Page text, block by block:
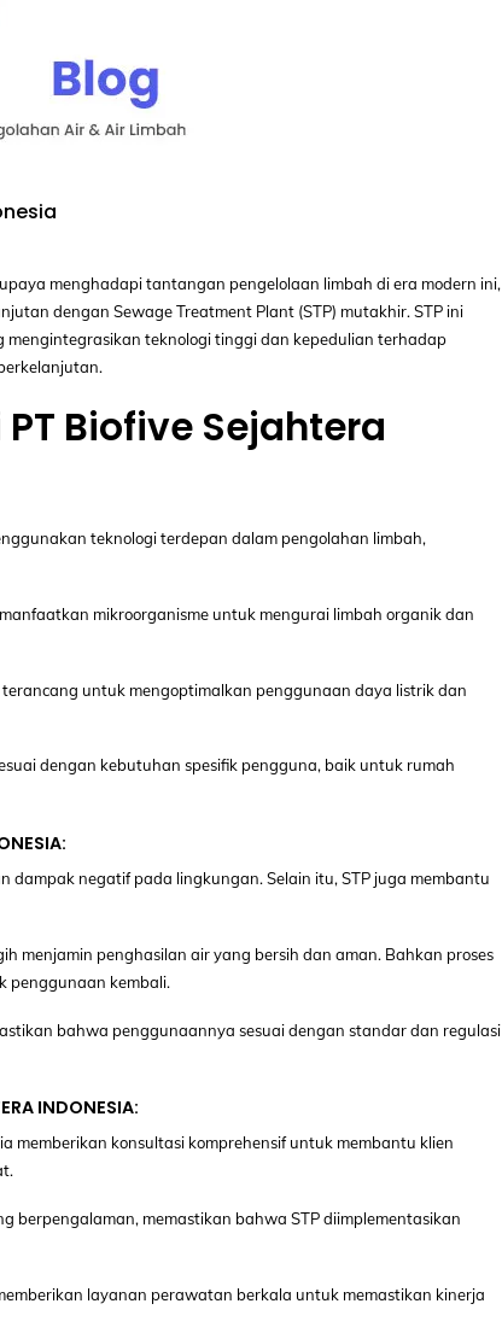
menghadapi tantangan pengelolaan limbah di era modern ini,
dengan Sewage Treatment Plant (STP) mutakhir. STP ini
teknologi tinggi dan kepedulian terhadap
Biofive Sejahtera
teknologi terdepan dalam pengolahan limbah,
mikroorganisme untuk mengurai limbah organik dan
untuk mengoptimalkan penggunaan daya listrik dan
dengan kebutuhan spesifik pengguna, baik untuk rumah
dampak negatif pada lingkungan. Selain itu, STP juga membantu
menjamin penghasilan air yang bersih dan aman. Bahkan proses
penggunaan kembali.
bahwa penggunaannya sesuai dengan standar dan regulasi
INDONESIA:
memberikan konsultasi komprehensif untuk membantu klien
berpengalaman, memastikan bahwa STP diimplementasikan
layanan perawatan berkala untuk memastikan kinerja